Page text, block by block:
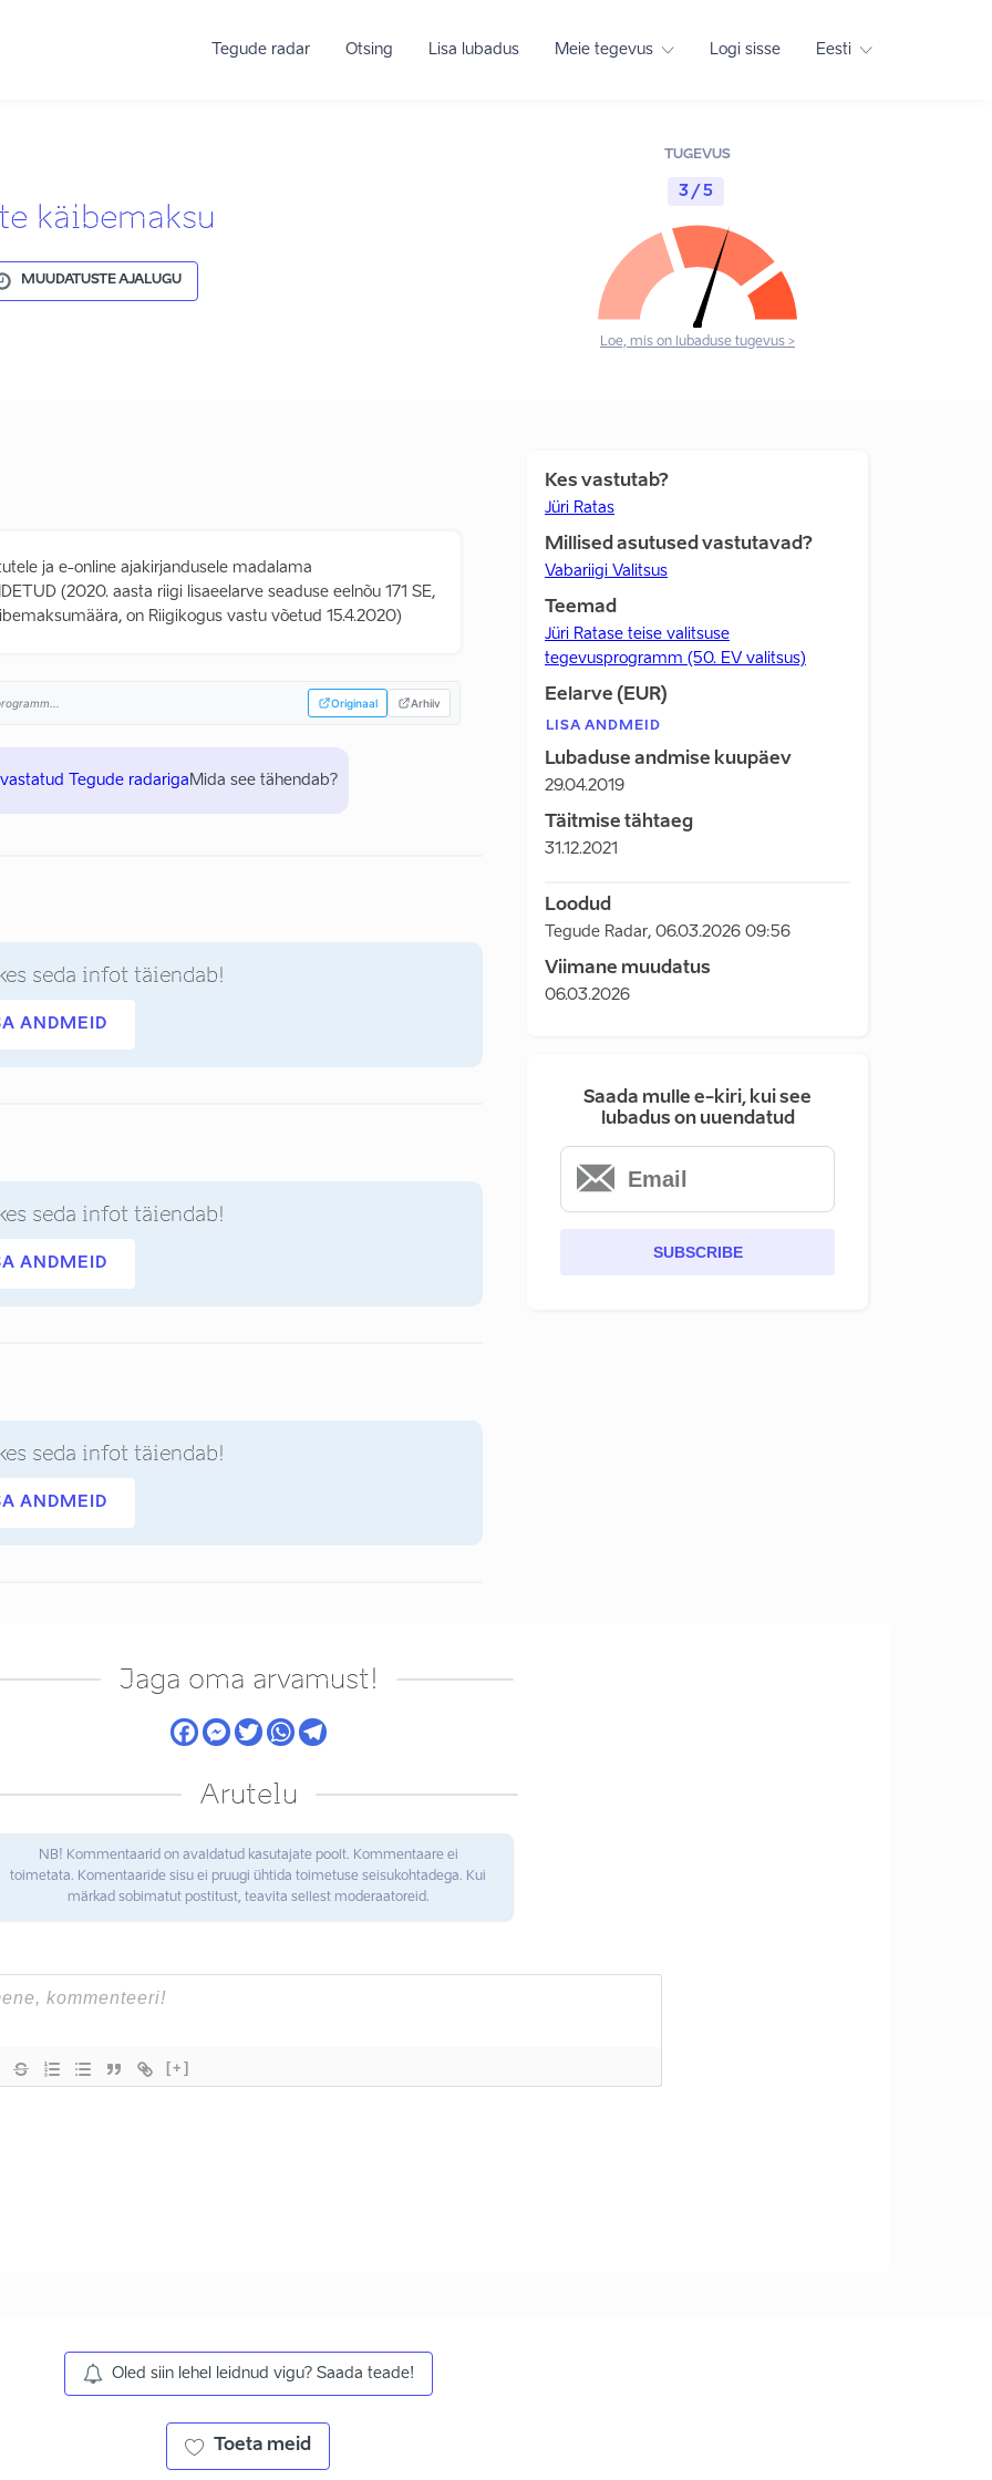
Tegude radar Otsing Lisa lubadus Meie tegevus Logi sisse Eesti
käibemaksu
MUUDATUSTE AJALUGU
TUGEVUS
3 / 5
Loe, mis on lubaduse tugevus >
ja e-online ajakirjandusele madalama
(2020. aasta riigi lisaeelarve seaduse eelnõu 171 SE,
on Riigikogus vastu võetud 15.4.2020)
Originaal Arhiiv
Tegude radariga Mida see tähendab?
seda infot täiendab!
ANDMEID
seda infot täiendab!
ANDMEID
seda infot täiendab!
ANDMEID
Kes vastutab?
Jüri Ratas
Millised asutused vastutavad?
Vabariigi Valitsus
Teemad
Jüri Ratase teise valitsuse
tegevusprogramm (50. EV valitsus)
Eelarve (EUR)
LISA ANDMEID
Lubaduse andmise kuupäev
29.04.2019
Täitmise tähtaeg
31.12.2021
Loodud
Tegude Radar, 06.03.2026 09:56
Viimane muudatus
06.03.2026
Saada mulle e-kiri, kui see
lubadus on uuendatud
SUBSCRIBE
Jaga oma arvamust!
Arutelu
NB! Kommentaarid on avaldatud kasutajate poolt. Kommentaare ei
toimetata. Komentaaride sisu ei pruugi ühtida toimetuse seisukohtadega. Kui
märkad sobimatut postitust, teavita sellest moderaatoreid.
[+]
Oled siin lehel leidnud vigu? Saada teade!
Toeta meid